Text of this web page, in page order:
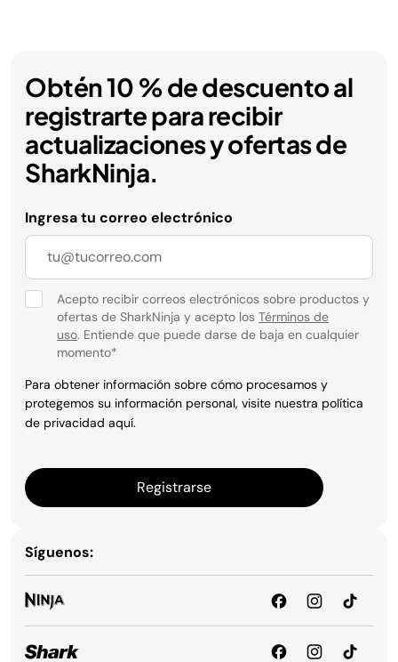
Obtén 10 % de descuento al
registrarte para recibir
actualizaciones y ofertas de
SharkNinja.
Ingresa tu correo electrónico
Acepto recibir correos electrónicos sobre productos y
ofertas de SharkNinja y acepto los Términos de
uso. Entiende que puede darse de baja en cualquier
momento*
Para obtener información sobre cómo procesamos y
protegemos su información personal, visite nuestra política
de privacidad aquí.
Registrarse
Síguenos: